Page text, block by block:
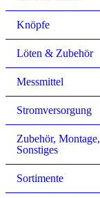
Knöpfe
Löten & Zubehör
Messmittel
Stromversorgung
Zubehör, Montage,
Sonstiges
Sortimente